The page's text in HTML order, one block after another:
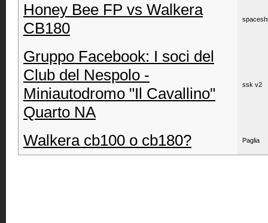
Honey Bee FP vs Walkera
CB180
Gruppo Facebook: I soci del
Club del Nespolo -
Miniautodromo "Il Cavallino"
Quarto NA
ssk v2
Walkera cb100 o cb180? Paglia